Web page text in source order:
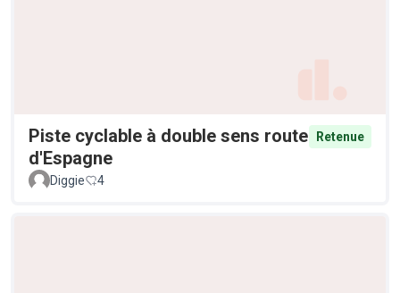
Piste cyclable à double sens route
d'Espagne
Retenue
Diggie 4